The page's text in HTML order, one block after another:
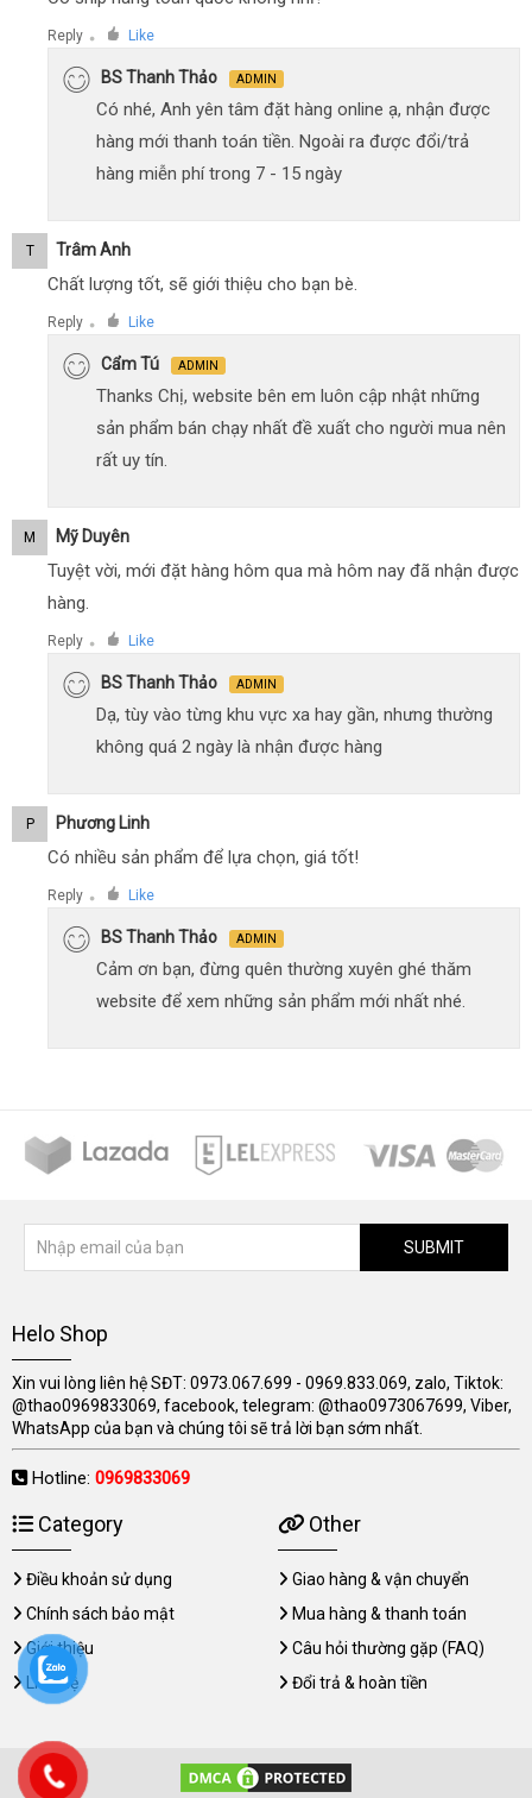
Reply ● Like
BS Thanh Thảo ADMIN
Có nhé, Anh yên tâm đặt hàng online ạ, nhận được
hàng mới thanh toán tiền. Ngoài ra được đổi/trả
hàng miễn phí trong 7 - 15 ngày
T Trâm Anh
Chất lượng tốt, sẽ giới thiệu cho bạn bè.
Reply ● Like
Cẩm Tú ADMIN
Thanks Chị, website bên em luôn cập nhật những
sản phẩm bán chạy nhất đề xuất cho người mua nên
rất uy tín.
M Mỹ Duyên
Tuyệt vời, mới đặt hàng hôm qua mà hôm nay đã nhận được
hàng.
Reply ● Like
BS Thanh Thảo ADMIN
Dạ, tùy vào từng khu vực xa hay gần, nhưng thường
không quá 2 ngày là nhận được hàng
P Phương Linh
Có nhiều sản phẩm để lựa chọn, giá tốt!
Reply ● Like
BS Thanh Thảo ADMIN
Cảm ơn bạn, đừng quên thường xuyên ghé thăm
website để xem những sản phẩm mới nhất nhé.
SUBMIT
Helo Shop
Xin vui lòng liên hệ SĐT: 0973.067.699 - 0969.833.069, zalo, Tiktok:
@thao0969833069, facebook, telegram: @thao0973067699, Viber,
WhatsApp của bạn và chúng tôi sẽ trả lời bạn sớm nhất.
Hotline: 0969833069
Category
Điều khoản sử dụng
Chính sách bảo mật
Giới thiệu
Liên hệ
Other
Giao hàng & vận chuyển
Mua hàng & thanh toán
Câu hỏi thường gặp (FAQ)
Đổi trả & hoàn tiền